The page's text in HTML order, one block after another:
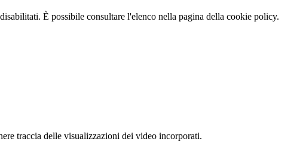
È possibile consultare l'elenco nella pagina della cookie policy.
traccia delle visualizzazioni dei video incorporati.